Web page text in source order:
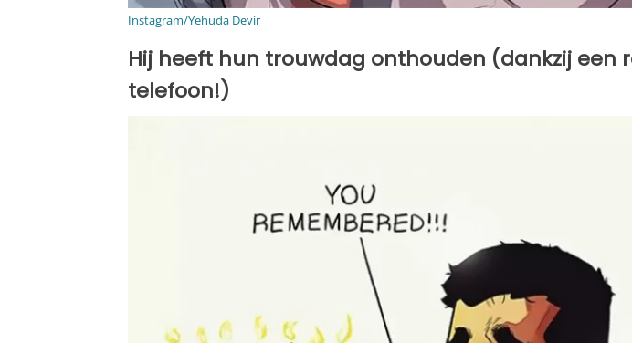
Instagram/Yehuda Devir
Hij heeft hun trouwdag onthouden (dankzij een
telefoon!)